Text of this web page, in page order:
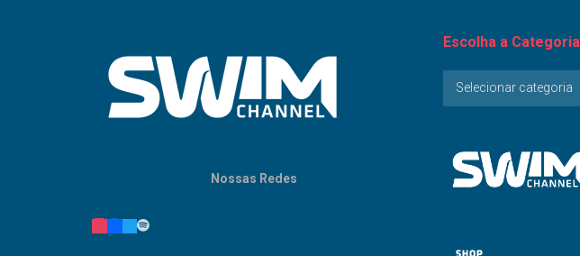
Nossas Redes
Escolha a Categoria
Escolha
Selecionar categoria